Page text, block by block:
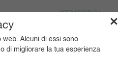
✕
web. Alcuni di essi sono
di migliorare la tua esperienza
KEMPEROL